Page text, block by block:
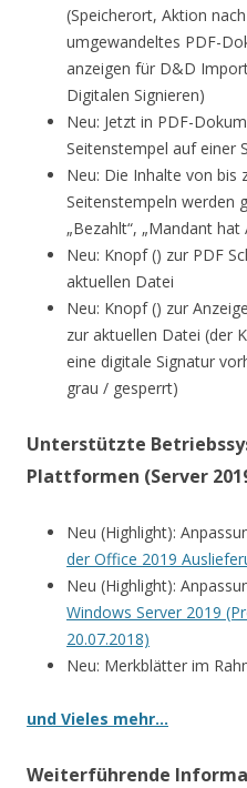
(Speicherort, Aktion
umgewandeltes PDF-
anzeigen für D&D
Digitalen Signieren)
Neu: Jetzt in PDF-
Seitenstempel auf einer
Neu: Die Inhalte von bis
Seitenstempeln werden
„Bezahlt“, „Mandant hat
Neu: Knopf () zur PDF
aktuellen Datei
Neu: Knopf () zur
zur aktuellen Datei (der
eine digitale Signatur
grau / gesperrt)
Unterstützte
Plattformen (Server
Neu (Highlight):
der Office 2019
Neu (Highlight):
Windows Server 2019
20.07.2018)
Neu: Merkblätter im
und Vieles mehr…
Weiterführende